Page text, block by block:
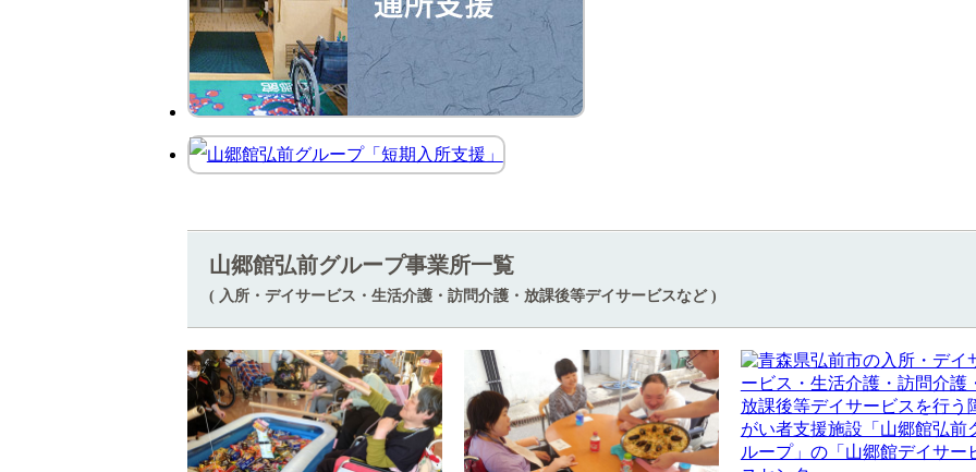
山郷館弘前グループ事業所一覧
( 入所・デイサービス・生活介護・訪問介護・放課後等デイサービスなど )